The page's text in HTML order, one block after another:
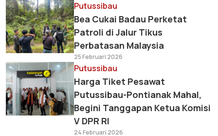
Putussibau
Bea Cukai Badau Perketat
Patroli di Jalur Tikus
Perbatasan Malaysia
25 Februari 2026
Putussibau
Harga Tiket Pesawat
Putussibau-Pontianak Mahal,
Begini Tanggapan Ketua Komisi
V DPR RI
24 Februari 2026